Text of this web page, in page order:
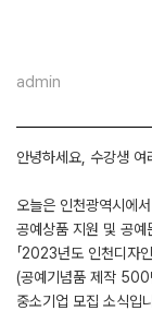
admin
안녕하세요, 수강생 여
오늘은 인천광역시에
공예상품 지원 및 공예
「2023년도 인천디자
(공예기념품 제작
중소기업 모집 소식입